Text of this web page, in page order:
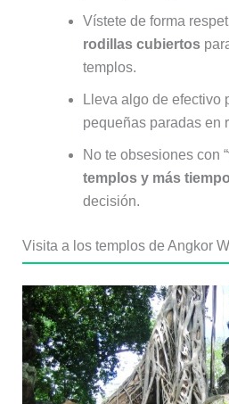
Vístete de forma
rodillas cubiertos
templos.
Lleva algo de efectivo
pequeñas paradas en
No te obsesiones con
templos y más tiempo
decisión.
Visita a los templos de Angkor